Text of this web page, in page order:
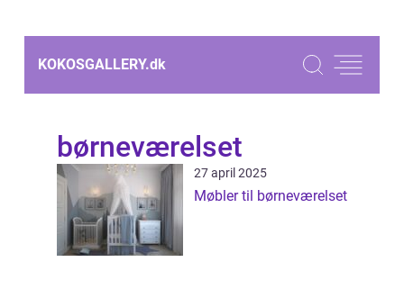
KOKOSGALLERY.dk
børneværelset
27 april 2025
Møbler til børneværelset